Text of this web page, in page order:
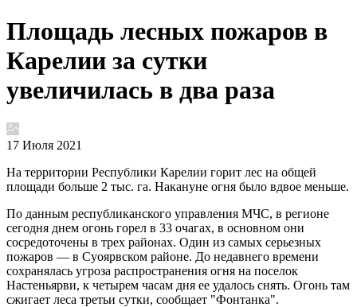
Площадь лесных пожаров в
Карелии за сутки
увеличилась в два раза
17 Июля 2021
На территории Республики Карелии горит лес на общей
площади больше 2 тыс. га. Накануне огня было вдвое меньше.
По данным республиканского управления МЧС, в регионе
сегодня днем огонь горел в 33 очагах, в основном они
сосредоточены в трех районах. Один из самых серьезных
пожаров — в Суоярвском районе. До недавнего времени
сохранялась угроза распространения огня на поселок
Настеньярви, к четырем часам дня ее удалось снять. Огонь там
сжигает леса третьи сутки, сообщает "Фонтанка".